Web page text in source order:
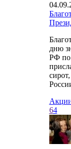
дню
РФ по
64